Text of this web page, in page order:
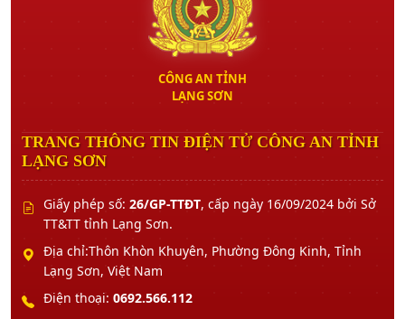
CÔNG AN TỈNH
LẠNG SƠN
TRANG THÔNG TIN ĐIỆN TỬ CÔNG AN TỈNH
LẠNG SƠN
Giấy phép số: 26/GP-TTĐT, cấp ngày 16/09/2024 bởi Sở
TT&TT tỉnh Lạng Sơn.
Địa chỉ:Thôn Khòn Khuyên, Phường Đông Kinh, Tỉnh
Lạng Sơn, Việt Nam
Điện thoại: 0692.566.112